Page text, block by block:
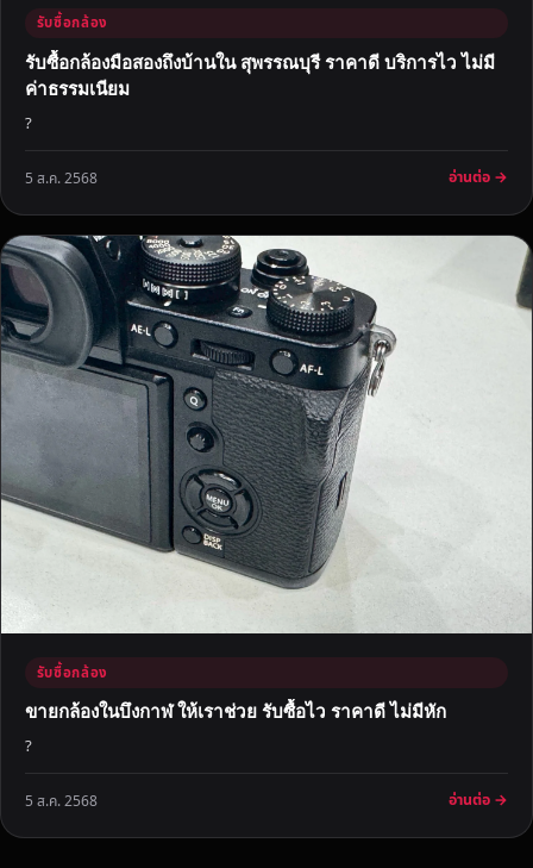
รับซื้อกล้อง
รับซื้อกล้องมือสองถึงบ้านใน สุพรรณบุรี ราคาดี บริการไว ไม่มี
ค่าธรรมเนียม
?
5 ส.ค. 2568 อ่านต่อ →
รับซื้อกล้อง
ขายกล้องในบึงกาฬ ให้เราช่วย รับซื้อไว ราคาดี ไม่มีหัก
?
5 ส.ค. 2568 อ่านต่อ →